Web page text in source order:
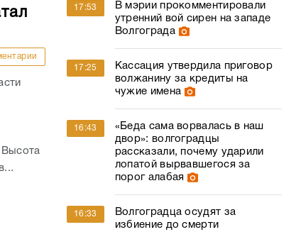
17:53
В мэрии прокомментировали
утренний вой сирен на западе
Волгограда
17:25
Кассация утвердила приговор
волжанину за кредиты на
чужие имена
16:43
«Беда сама ворвалась в наш
двор»: волгоградцы
рассказали, почему ударили
лопатой вырвавшегося за
порог алабая
16:33
Волгоградца осудят за
избиение до смерти